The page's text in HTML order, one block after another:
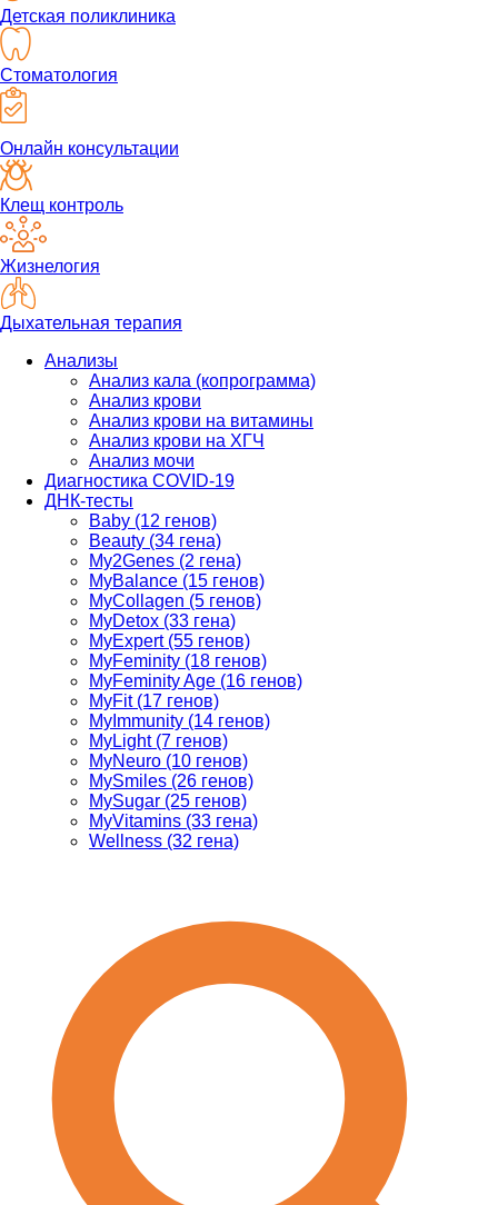
Детская поликлиника
Стоматология
Онлайн консультации
Клещ контроль
Жизнелогия
Дыхательная терапия
Анализы
Анализ кала (копрограмма)
Анализ крови
Анализ крови на витамины
Анализ крови на ХГЧ
Анализ мочи
Диагностика COVID-19
ДНК-тесты
Baby (12 генов)
Beauty (34 гена)
My2Genes (2 гена)
MyBalance (15 генов)
MyCollagen (5 генов)
MyDetox (33 гена)
MyExpert (55 генов)
MyFeminity (18 генов)
MyFeminity Age (16 генов)
MyFit (17 генов)
MyImmunity (14 генов)
MyLight (7 генов)
MyNeuro (10 генов)
MySmiles (26 генов)
MySugar (25 генов)
MyVitamins (33 гена)
Wellness (32 гена)